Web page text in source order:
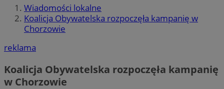
Wiadomości lokalne
Koalicja Obywatelska rozpoczęła kampanię w
Chorzowie
reklama
Koalicja Obywatelska rozpoczęła kampanię
w Chorzowie